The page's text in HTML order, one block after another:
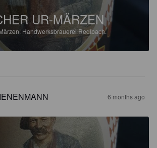
UR-MÄRZEN
Handwerksbrauerei Redlbach.
6 months ago